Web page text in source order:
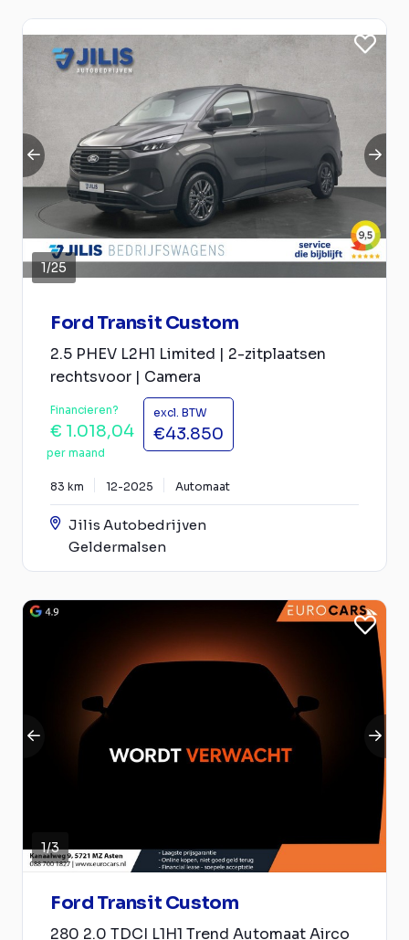
1/25
Ford Transit Custom
2.5 PHEV L2H1 Limited | 2-zitplaatsen
rechtsvoor | Camera
Financieren?
€ 1.018,04
per maand
excl. BTW
€43.850
83 km 12-2025 Automaat
Jilis Autobedrijven
Geldermalsen
1/3
Ford Transit Custom
280 2.0 TDCI L1H1 Trend Automaat Airco